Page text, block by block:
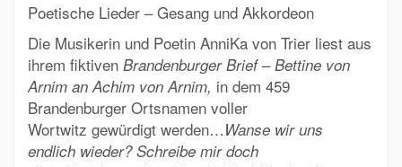
Poetische Lieder – Gesang und Akkordeon
Die Musikerin und Poetin AnniKa von Trier liest aus
ihrem fiktiven Brandenburger Brief–Bettine von
Arnim an Achim von Arnim, in dem 459
Brandenburger Ortsnamen voller
Wortwitz gewürdigt werden…Wanse wir uns
endlich wieder? Schreibe mir doch